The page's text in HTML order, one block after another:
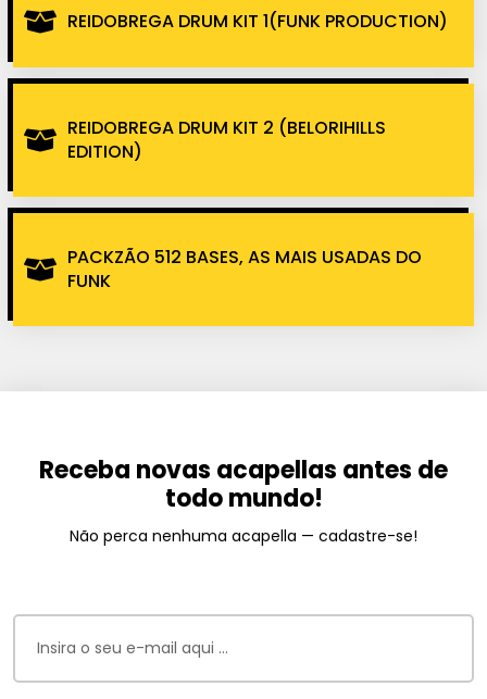
REIDOBREGA DRUM KIT 1(FUNK PRODUCTION)
REIDOBREGA DRUM KIT 2 (BELORIHILLS
EDITION)
PACKZÃO 512 BASES, AS MAIS USADAS DO
FUNK
Receba novas acapellas antes de
todo mundo!
Não perca nenhuma acapella — cadastre-se!